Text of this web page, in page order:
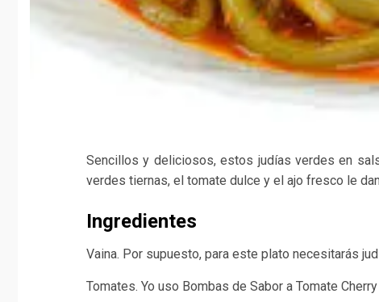
Sencillos y deliciosos, estos judías verdes en
verdes tiernas, el tomate dulce y el ajo fresco le
Ingredientes
Vaina. Por supuesto, para este plato necesitarás
Tomates. Yo uso Bombas de Sabor a Tomate